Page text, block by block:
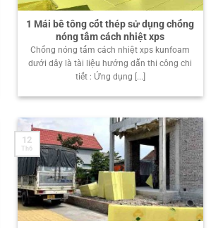
1 Mái bê tông cốt thép sử dụng chống
nóng tấm cách nhiệt xps
Chống nóng tấm cách nhiệt xps kunfoam
dưới dây là tài liệu hướng dẫn thi công chi
tiết : Ứng dụng [...]
12
Th6